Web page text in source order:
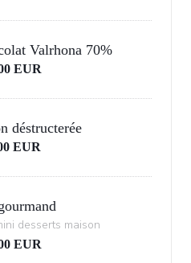
Valrhona 70%
EUR
déstructerée
EUR
desserts maison
EUR